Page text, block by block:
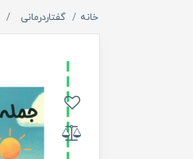
خانه گفتاردرمانی